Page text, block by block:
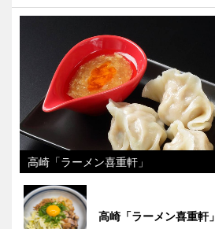
高崎「ラーメン喜重軒」
高崎「ラーメン喜重軒」